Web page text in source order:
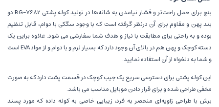
بنج برای حمل راحت‌تر و فشار نیامدن به شانه‌ها در تولید کوله پشتی BG-7682 دو
بند پهن و مقاوم برای آن درنظر گرفته‌ است که با وجود سگکی با دوام، قابل تنظیم
بوده و به راحتی برای مطابقت با نیاز و هدف شما سفارشی می شود. علاوه براین یک
دسته کوچک و پهن هم در بالای آن وجود دارد که بسیار نرم و با دوام و از مواد EVA است
و شما به دلخواه از آن استفاده نمایید.
این کوله پشتی برای دسترسی سریع یک جیب کوچک در قسمت پشت دارد که به صورت
مخفی طراحی شده و برای قرار دادن موبایل مناسب می باشد.
برش با طراحی زاویه‌ای منحصر به فرد، زیبایی خاصی به کوله داده که مورد پسند